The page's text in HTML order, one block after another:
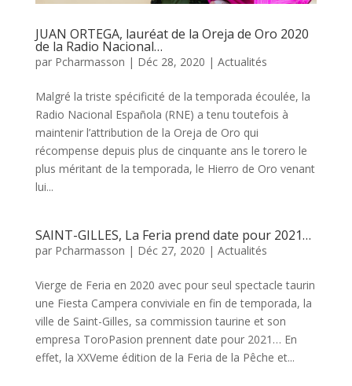
JUAN ORTEGA, lauréat de la Oreja de Oro 2020
de la Radio Nacional…
par Pcharmasson | Déc 28, 2020 | Actualités
Malgré la triste spécificité de la temporada écoulée, la
Radio Nacional Española (RNE) a tenu toutefois à
maintenir l’attribution de la Oreja de Oro qui
récompense depuis plus de cinquante ans le torero le
plus méritant de la temporada, le Hierro de Oro venant
lui...
SAINT-GILLES, La Feria prend date pour 2021…
par Pcharmasson | Déc 27, 2020 | Actualités
Vierge de Feria en 2020 avec pour seul spectacle taurin
une Fiesta Campera conviviale en fin de temporada, la
ville de Saint-Gilles, sa commission taurine et son
empresa ToroPasion prennent date pour 2021… En
effet, la XXVeme édition de la Feria de la Pêche et...